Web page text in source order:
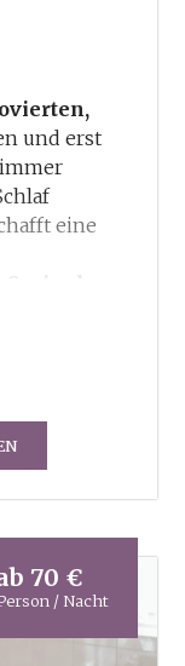
und erst
eine
Springbox-
Vorteile in
70 €
/ Nacht